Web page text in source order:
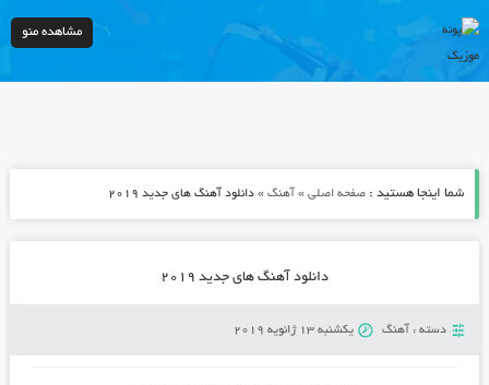
مشاهده منو
شما اینجا هستید : صفحه اصلی» آهنگ» دانلود آهنگ های جدید ۲۰۱۹
دانلود آهنگ های جدید ۲۰۱۹
دسته : آهنگ یکشنبه 13 ژانویه 2019